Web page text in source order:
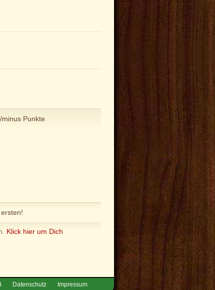
Punkte
Klick hier um Dich
Datenschutz Impressum